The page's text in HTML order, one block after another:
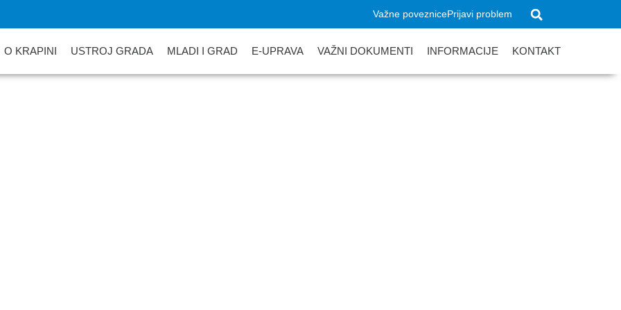
Važne poveznicePrijavi problem
O KRAPINI USTROJ GRADA MLADI I GRAD E-UPRAVA VAŽNI DOKUMENTI INFORMACIJE KONTAKT